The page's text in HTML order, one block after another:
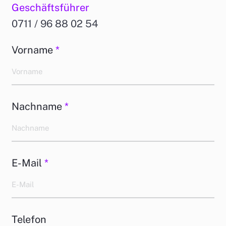
Geschäftsführer
0711 / 96 88 02 54
Vorname *
Nachname *
E-Mail *
Telefon